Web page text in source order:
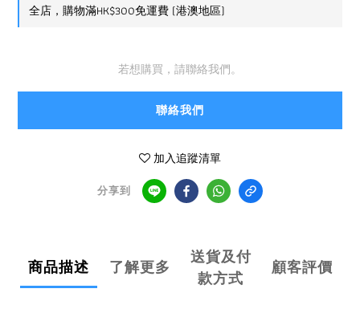
全店，購物滿HK$300免運費 (港澳地區)
若想購買，請聯絡我們。
聯絡我們
加入追蹤清單
分享到
商品描述 了解更多
送貨及付
款方式
顧客評價